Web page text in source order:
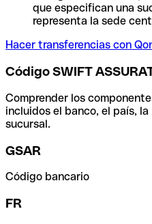
que especifican una
representa la sede
Hacer transferencias con
Código SWIFT
Comprender los
incluidos el banco, el país,
sucursal.
GSAR
Código bancario
FR